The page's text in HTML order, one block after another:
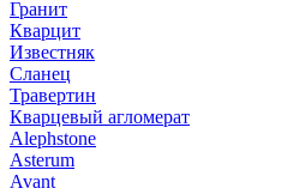
Гранит
Кварцит
Известняк
Сланец
Травертин
Кварцевый агломерат
Alephstone
Asterum
Avant